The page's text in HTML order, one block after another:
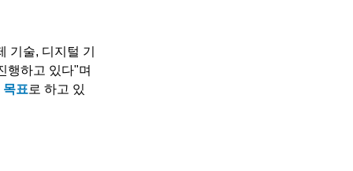
기술, 디지털 기
행하고 있다"며
목표로 하고 있